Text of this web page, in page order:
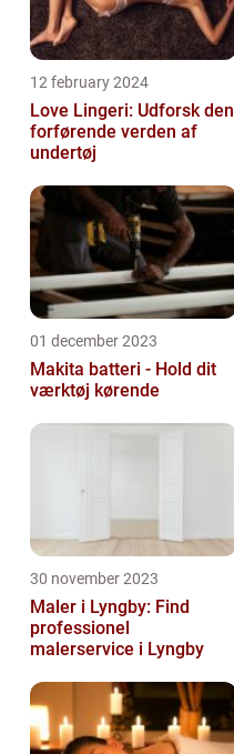
12 february 2024
Love Lingeri: Udforsk den
forførende verden af
undertøj
01 december 2023
Makita batteri - Hold dit
værktøj kørende
30 november 2023
Maler i Lyngby: Find
professionel
malerservice i Lyngby